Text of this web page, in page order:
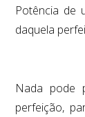
Potência de
daquela
Nada pode
perfeição,